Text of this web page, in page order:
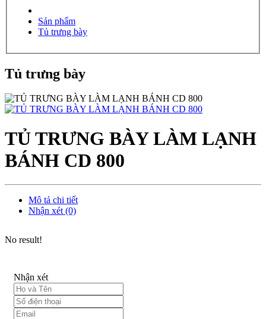
Sản phẩm
Tủ trưng bày
Tủ trưng bày
TỦ TRƯNG BÀY LÀM LẠNH
BÁNH CD 800
Mô tả chi tiết
Nhận xét (0)
No result!
Nhận xét